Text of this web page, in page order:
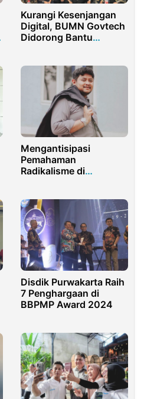
Kurangi Kesenjangan
Digital, BUMN Govtech
Didorong Bantu
Mengantisipasi
Pemahaman
Radikalisme di
Disdik Purwakarta Raih
7 Penghargaan di
BBPMP Award 2024